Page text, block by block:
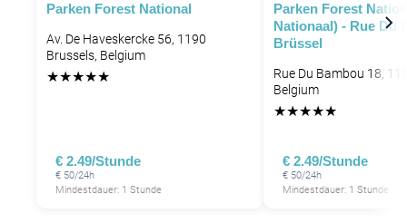
Parken Forest National
Av. De Haveskercke 56, 1190
Brussels, Belgium
★★★★★
€ 2.49/Stunde
€ 50/24h
Mindestdauer: 1 Stunde
Parken Forest
Nationaal) - Rue Du
Brüssel
Rue Du Bambou 18,
Belgium
★★★★★
€ 2.49/Stunde
€ 50/24h
Mindestdauer: 1 Stunde